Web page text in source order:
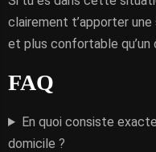
clairement t’apporter
et plus confortable qu’un
FAQ
En quoi consiste
domicile ?